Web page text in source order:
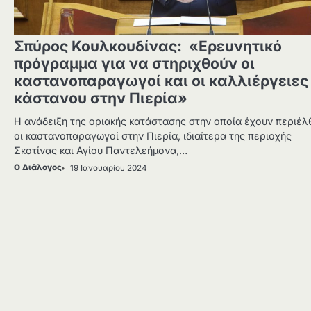
Σπύρος Κουλκουδίνας: «Ερευνητικό
πρόγραμμα για να στηριχθούν οι
καστανοπαραγωγοί και οι καλλιέργειες
κάστανου στην Πιερία»
Η ανάδειξη της οριακής κατάστασης στην οποία έχουν
οι καστανοπαραγωγοί στην Πιερία, ιδιαίτερα της περιοχής
Σκοτίνας και Αγίου Παντελεήμονα,…
Ο Διάλογος 19 Ιανουαρίου 2024